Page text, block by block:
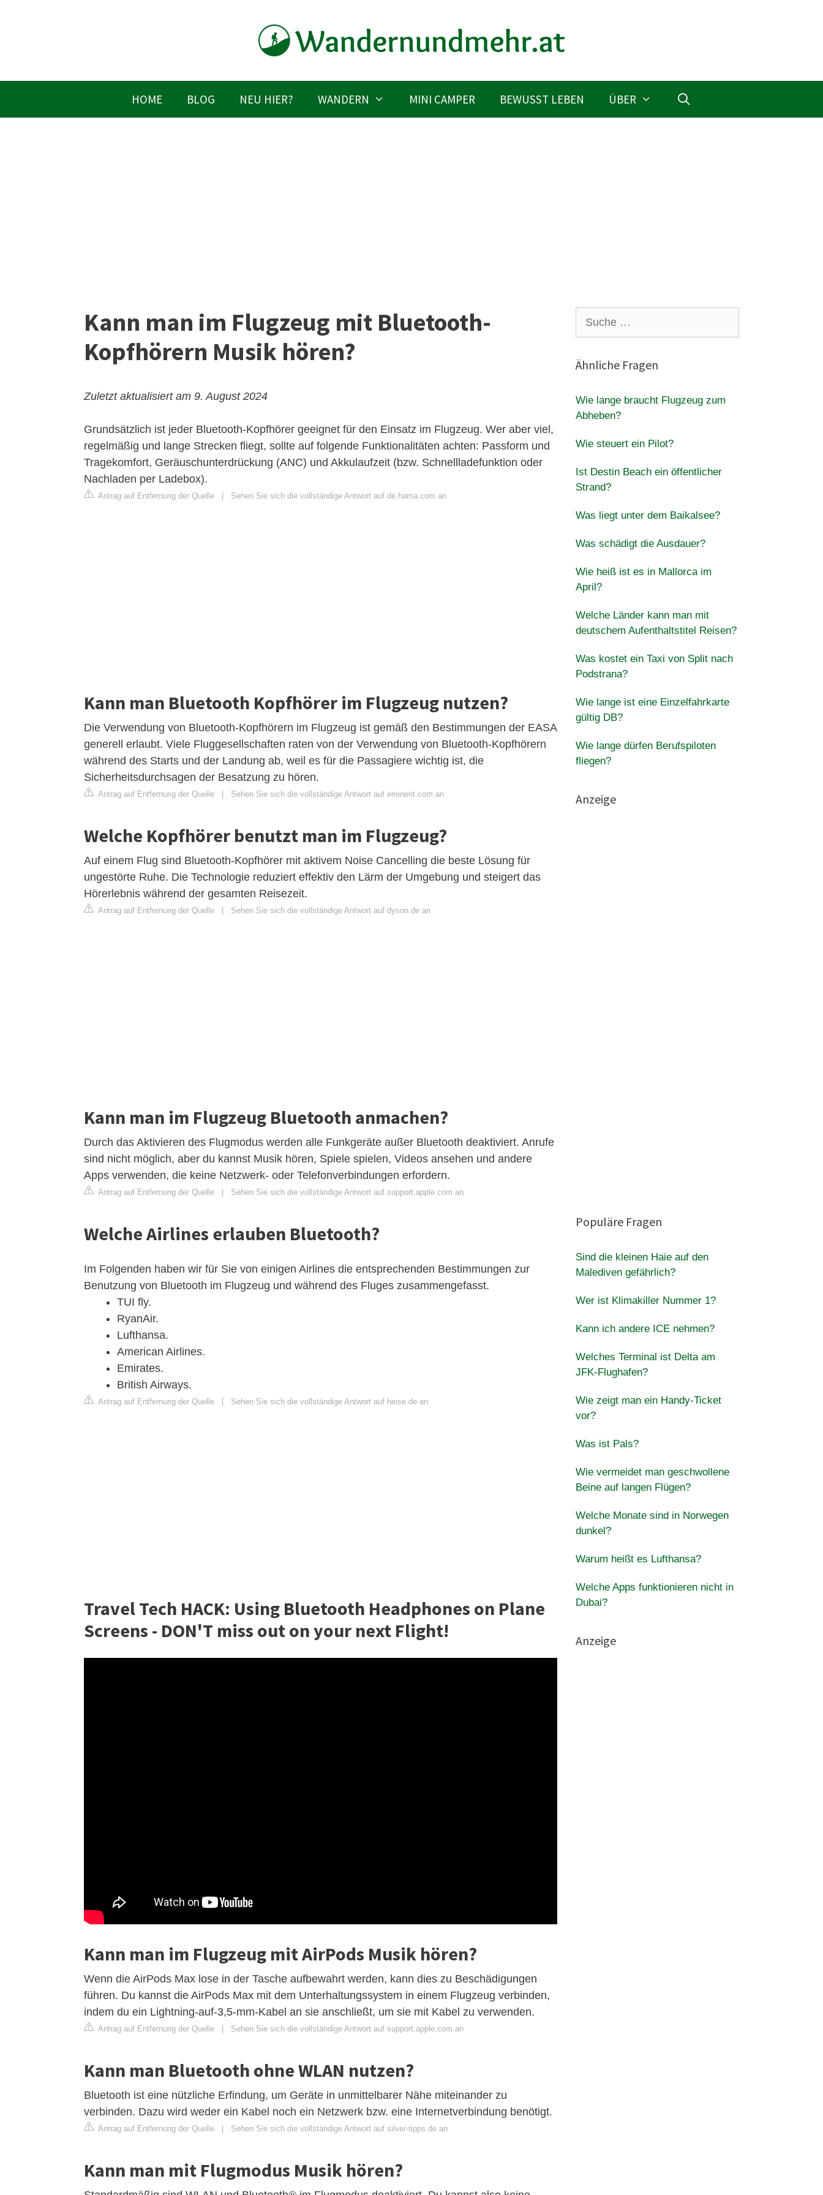
HOME BLOG NEU HIER? WANDERN MINI CAMPER BEWUSST LEBEN ÜBER
Kann man im Flugzeug mit Bluetooth-
Kopfhörern Musik hören?
Zuletzt aktualisiert am 9. August 2024
Grundsätzlich ist jeder Bluetooth-Kopfhörer geeignet für den Einsatz im Flugzeug. Wer aber viel,
regelmäßig und lange Strecken fliegt, sollte auf folgende Funktionalitäten achten: Passform und
Tragekomfort, Geräuschunterdrückung (ANC) und Akkulaufzeit (bzw. Schnellladefunktion oder
Nachladen per Ladebox).
Antrag auf Entfernung der Quelle Sehen Sie sich die vollständige Antwort auf de.hama.com an
Kann man Bluetooth Kopfhörer im Flugzeug nutzen?
Die Verwendung von Bluetooth-Kopfhörern im Flugzeug ist gemäß den Bestimmungen der EASA
generell erlaubt. Viele Fluggesellschaften raten von der Verwendung von Bluetooth-Kopfhörern
während des Starts und der Landung ab, weil es für die Passagiere wichtig ist, die
Sicherheitsdurchsagen der Besatzung zu hören.
Antrag auf Entfernung der Quelle Sehen Sie sich die vollständige Antwort auf eminent.com an
Welche Kopfhörer benutzt man im Flugzeug?
Auf einem Flug sind Bluetooth-Kopfhörer mit aktivem Noise Cancelling die beste Lösung für
ungestörte Ruhe. Die Technologie reduziert effektiv den Lärm der Umgebung und steigert das
Hörerlebnis während der gesamten Reisezeit.
Antrag auf Entfernung der Quelle Sehen Sie sich die vollständige Antwort auf dyson.de an
Kann man im Flugzeug Bluetooth anmachen?
Durch das Aktivieren des Flugmodus werden alle Funkgeräte außer Bluetooth deaktiviert. Anrufe
sind nicht möglich, aber du kannst Musik hören, Spiele spielen, Videos ansehen und andere
Apps verwenden, die keine Netzwerk- oder Telefonverbindungen erfordern.
Antrag auf Entfernung der Quelle Sehen Sie sich die vollständige Antwort auf support.apple.com an
Welche Airlines erlauben Bluetooth?
Im Folgenden haben wir für Sie von einigen Airlines die entsprechenden Bestimmungen zur
Benutzung von Bluetooth im Flugzeug und während des Fluges zusammengefasst.
TUI fly.
RyanAir.
Lufthansa.
American Airlines.
Emirates.
British Airways.
Antrag auf Entfernung der Quelle Sehen Sie sich die vollständige Antwort auf heise.de an
Travel Tech HACK: Using Bluetooth Headphones on Plane
Screens - DON'T miss out on your next Flight!
Kann man im Flugzeug mit AirPods Musik hören?
Wenn die AirPods Max lose in der Tasche aufbewahrt werden, kann dies zu Beschädigungen
führen. Du kannst die AirPods Max mit dem Unterhaltungssystem in einem Flugzeug verbinden,
indem du ein Lightning-auf-3,5-mm-Kabel an sie anschließt, um sie mit Kabel zu verwenden.
Antrag auf Entfernung der Quelle | Sehen Sie sich die vollständige Antwort auf support.apple.com an
Kann man Bluetooth ohne WLAN nutzen?
Bluetooth ist eine nützliche Erfindung, um Geräte in unmittelbarer Nähe miteinander zu
verbinden. Dazu wird weder ein Kabel noch ein Netzwerk bzw. eine Internetverbindung benötigt.
Antrag auf Entfernung der Quelle | Sehen Sie sich die vollständige Antwort auf silver-tipps.de an
Kann man mit Flugmodus Musik hören?
nach:
Ähnliche Fragen
Wie lange braucht Flugzeug zum
Abheben?
Wie steuert ein Pilot?
Ist Destin Beach ein öffentlicher
Strand?
Was liegt unter dem Baikalsee?
Was schädigt die Ausdauer?
Wie heiß ist es in Mallorca im
April?
Welche Länder kann man mit
deutschem Aufenthaltstitel Reisen?
Was kostet ein Taxi von Split nach
Podstrana?
Wie lange ist eine Einzelfahrkarte
gültig DB?
Wie lange dürfen Berufspiloten
fliegen?
Anzeige
Populäre Fragen
Sind die kleinen Haie auf den
Malediven gefährlich?
Wer ist Klimakiller Nummer 1?
Kann ich andere ICE nehmen?
Welches Terminal ist Delta am
JFK-Flughafen?
Wie zeigt man ein Handy-Ticket
vor?
Was ist Pals?
Wie vermeidet man geschwollene
Beine auf langen Flügen?
Welche Monate sind in Norwegen
dunkel?
Warum heißt es Lufthansa?
Welche Apps funktionieren nicht in
Dubai?
Anzeige